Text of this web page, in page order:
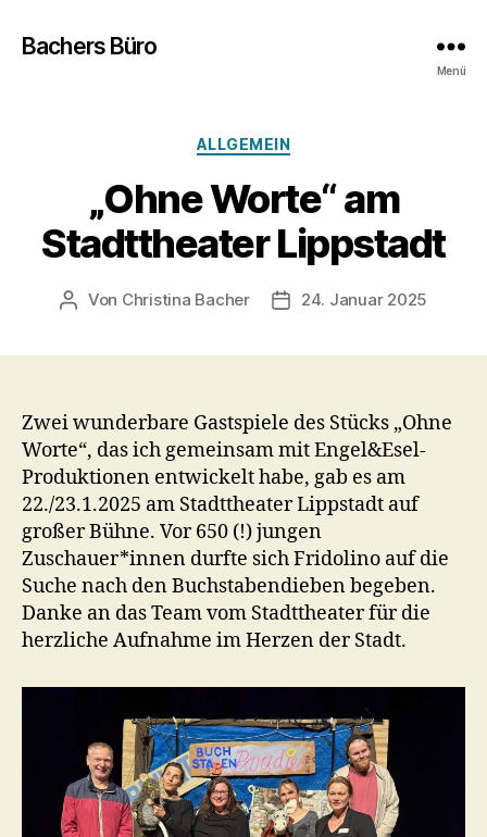
Bachers Büro
Menü
Kategorien
ALLGEMEIN
„Ohne Worte“ am
Stadttheater Lippstadt
Beitragsautor
Von Christina Bacher Veröffentlichungsdatum
24. Januar 2025
Zwei wunderbare Gastspiele des Stücks „Ohne
Worte“, das ich gemeinsam mit Engel&Esel-
Produktionen entwickelt habe, gab es am
22./23.1.2025 am Stadttheater Lippstadt auf
großer Bühne. Vor 650 (!) jungen
Zuschauer*innen durfte sich Fridolino auf die
Suche nach den Buchstabendieben begeben.
Danke an das Team vom Stadttheater für die
herzliche Aufnahme im Herzen der Stadt.